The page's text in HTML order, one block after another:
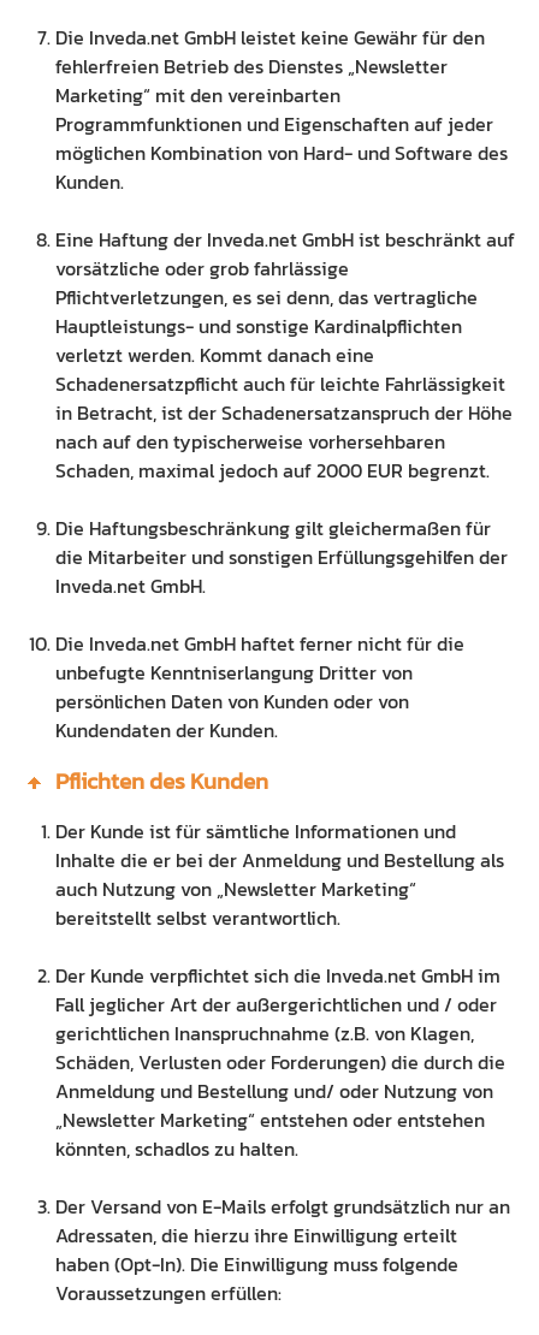
Die Inveda.net GmbH leistet keine Gewähr für den
fehlerfreien Betrieb des Dienstes „Newsletter
Marketing“ mit den vereinbarten
Programmfunktionen und Eigenschaften auf jeder
möglichen Kombination von Hard- und Software des
Kunden.
Eine Haftung der Inveda.net GmbH ist beschränkt auf
vorsätzliche oder grob fahrlässige
Pflichtverletzungen, es sei denn, das vertragliche
Hauptleistungs- und sonstige Kardinalpflichten
verletzt werden. Kommt danach eine
Schadenersatzpflicht auch für leichte Fahrlässigkeit
in Betracht, ist der Schadenersatzanspruch der Höhe
nach auf den typischerweise vorhersehbaren
Schaden, maximal jedoch auf 2000 EUR begrenzt.
Die Haftungsbeschränkung gilt gleichermaßen für
die Mitarbeiter und sonstigen Erfüllungsgehilfen der
Inveda.net GmbH.
Die Inveda.net GmbH haftet ferner nicht für die
unbefugte Kenntniserlangung Dritter von
persönlichen Daten von Kunden oder von
Kundendaten der Kunden.
Pflichten des Kunden
Der Kunde ist für sämtliche Informationen und
Inhalte die er bei der Anmeldung und Bestellung als
auch Nutzung von „Newsletter Marketing“
bereitstellt selbst verantwortlich.
Der Kunde verpflichtet sich die Inveda.net GmbH im
Fall jeglicher Art der außergerichtlichen und / oder
gerichtlichen Inanspruchnahme (z.B. von Klagen,
Schäden, Verlusten oder Forderungen) die durch die
Anmeldung und Bestellung und/ oder Nutzung von
„Newsletter Marketing“ entstehen oder entstehen
könnten, schadlos zu halten.
Der Versand von E-Mails erfolgt grundsätzlich nur an
Adressaten, die hierzu ihre Einwilligung erteilt
haben (Opt-In). Die Einwilligung muss folgende
Voraussetzungen erfüllen: